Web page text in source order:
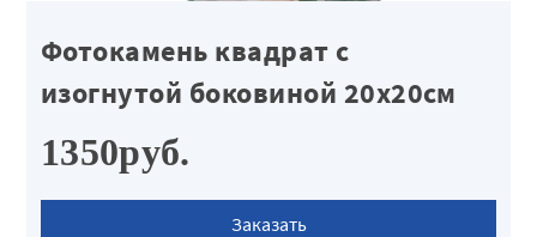
Фотокамень квадрат с
изогнутой боковиной 20х20см
1350руб.
Заказать